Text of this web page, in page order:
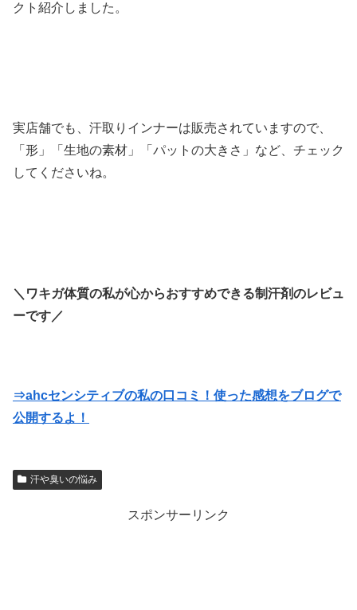
クト紹介しました。
実店舗でも、汗取りインナーは販売されていますので、
「形」「生地の素材」「パットの大きさ」など、チェック
してくださいね。
＼ワキガ体質の私が心からおすすめできる制汗剤のレビュ
ーです／
⇒ahcセンシティブの私の口コミ！使った感想をブログで
公開するよ！
汗や臭いの悩み
スポンサーリンク